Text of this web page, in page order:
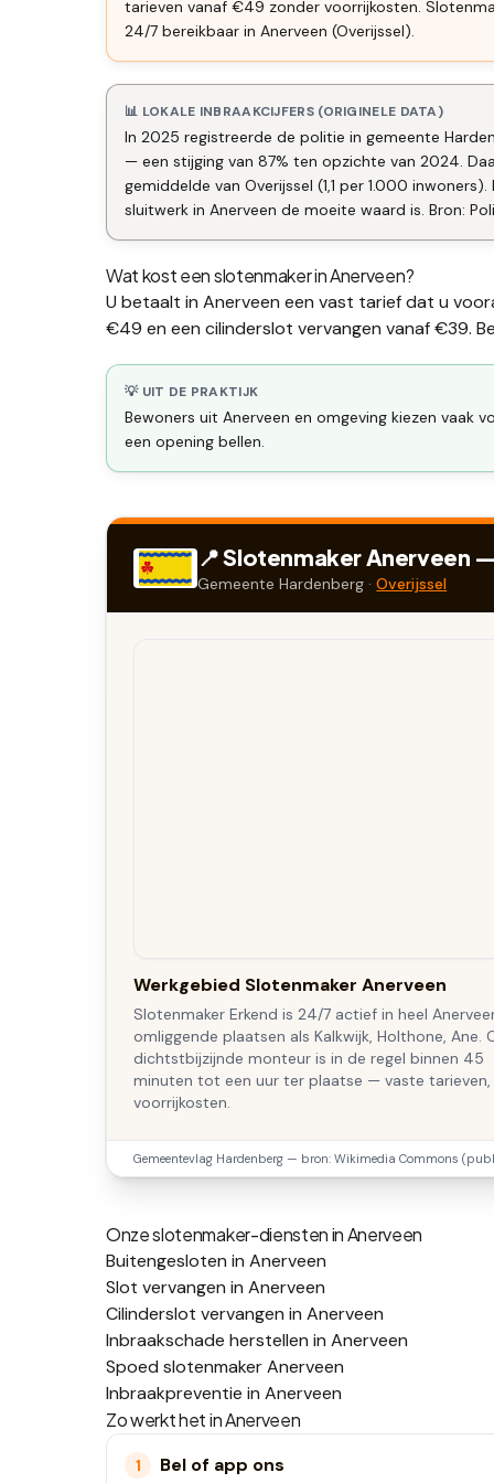
tarieven vanaf €49 zonder voorrijkosten.
24/7 bereikbaar in Anerveen (Overijssel).
📊 LOKALE INBRAAKCIJFERS (ORIGINELE DATA)
In 2025 registreerde de politie in gemeente
— een stijging van 87% ten opzichte van 2024.
gemiddelde van Overijssel (1,1 per 1.000
sluitwerk in Anerveen de moeite waard is. Bron:
Wat kost een slotenmaker inAnerveen?
U betaalt in Anerveen een vast tarief dat u
€49 en een cilinderslot vervangen vanaf €39.
💡 UIT DE PRAKTIJK
Bewoners uit Anerveen en omgeving kiezen vaak
een opening bellen.
📍 SlotenmakerAnerveen
GemeenteHardenberg ·Overijssel
Werkgebied Slotenmaker Anerveen
Slotenmaker Erkend is 24/7 actief in heel
omliggende plaatsen als Kalkwijk, Holthone, Ane.
dichtstbijzijnde monteur is in de regel binnen 45
minuten tot een uur ter plaatse — vaste tarieven,
voorrijkosten.
Gemeentevlag Hardenberg — bron: Wikimedia Commons
Onze slotenmaker-diensten inAnerveen
Buitengesloten in Anerveen
Slot vervangen in Anerveen
Cilinderslot vervangen in Anerveen
Inbraakschade herstellen in Anerveen
Spoed slotenmaker Anerveen
Inbraakpreventie in Anerveen
Zo werkt het inAnerveen
1 Bel of app ons